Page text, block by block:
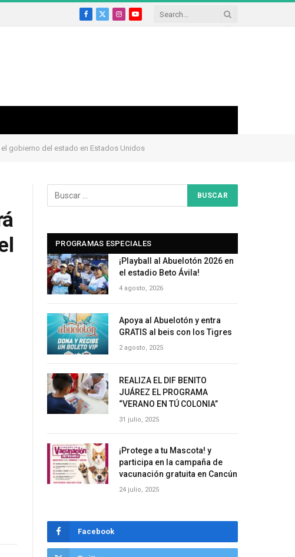
Facebook
X
InstagramYouTube
gobierno del estado en Estados Unidos
PROGRAMAS ESPECIALES
¡Playball al Abuelotón 2026 en
el estadio Beto Ávila!
4 agosto, 2026
Apoya al Abuelotón y entra
GRATIS al beis con los Tigres
2 agosto, 2025
REALIZA EL DIF BENITO
JUÁREZ EL PROGRAMA
“VERANO EN TÚ COLONIA”
31 julio, 2025
¡Protege a tu Mascota! y
participa en la campaña de
vacunación gratuita en Cancún
24 julio, 2025
Facebook